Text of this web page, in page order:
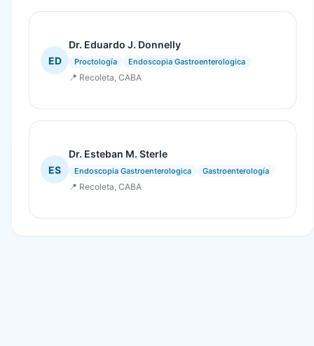
ED
Dr. Eduardo J. Donnelly
Proctología Endoscopia Gastroenterologica
📍 Recoleta, CABA
ES
Dr. Esteban M. Sterle
Endoscopia Gastroenterologica Gastroenterología
📍 Recoleta, CABA